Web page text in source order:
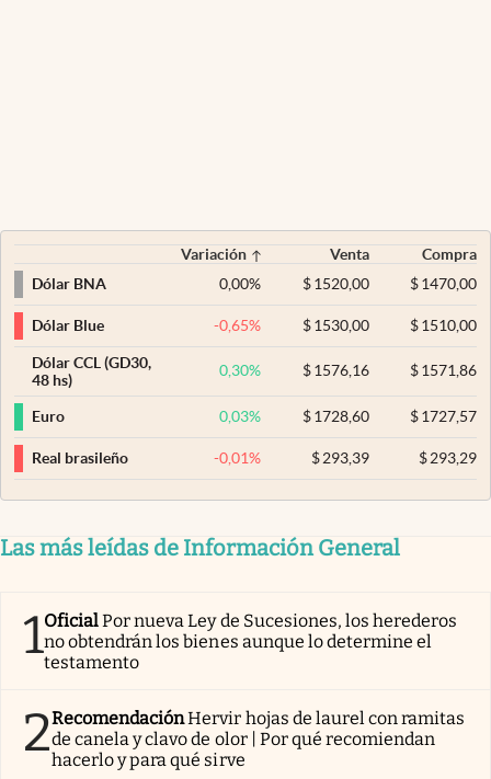
Variación Venta
Compra
Dólar BNA
0,00% $ 1520,00 $1470,00
Dólar Blue -0,65% $ 1530,00 $1510,00
Dólar CCL (GD30,
48 hs)
0,30% $ 1576,16 $1571,86
Euro 0,03% $ 1728,60 $1727,57
Real brasileño -0,01% $ 293,39 $293,29
Las más leídas de Información General
1OficialPor nueva Ley de Sucesiones, los herederos
no obtendrán los bienes aunque lo determine el
testamento
2RecomendaciónHervir hojas de laurel con ramitas
de canela y clavo de olor | Por qué recomiendan
hacerlo y para qué sirve